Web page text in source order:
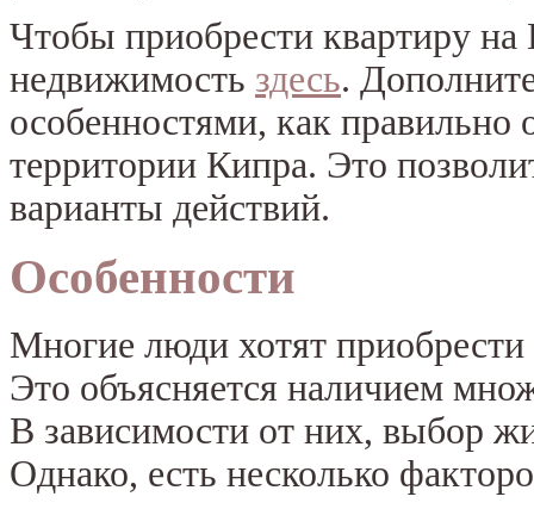
Чтобы приобрести квартиру на
недвижимость здесь.
особенностями, как
территории Кипра. Это
варианты действий.
Особенности
Многие люди хотят
Это объясняется наличием
В зависимости от них, выбор
Однако, есть несколько